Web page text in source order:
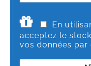
En
acceptez le
vos données par